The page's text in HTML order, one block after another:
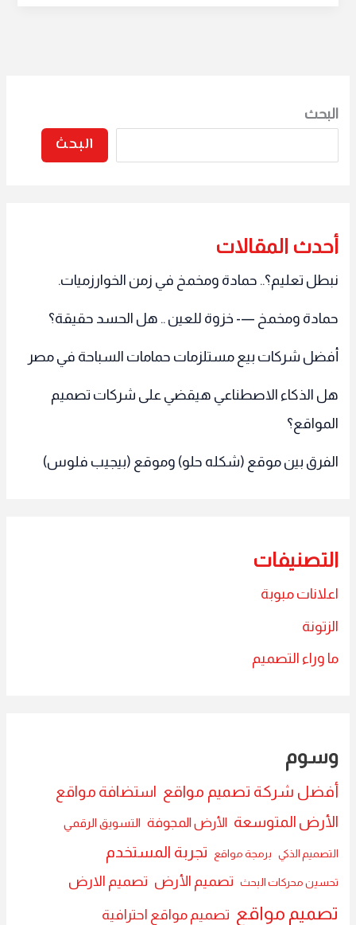
البحث
البحث
أحدث المقالات
نبطل تعليم؟.. حمادة ومخمخ في زمن الخوارزميات.
حمادة ومخمخ —- خزوة للعين .. هل الحسد حقيقة؟
أفضل شركات بيع مستلزمات حمامات السباحة في مصر
هل الذكاء الاصطناعي هيقضي على شركات تصميم
المواقع؟
الفرق بين موقع (شكله حلو) وموقع (بيجيب فلوس)
التصنيفات
اعلانات مبوبة
الزتونة
ما وراء التصميم
وسوم
أفضل شركة تصميم مواقع استضافة مواقع
الأرض المتوسعة الأرض المجوفة التسويق الرقمي
التصميم الذكي برمجة مواقع تجربة المستخدم
تحسين محركات البحث تصميم الأرض تصميم الارض
تصميم مواقع تصميم مواقع احترافية